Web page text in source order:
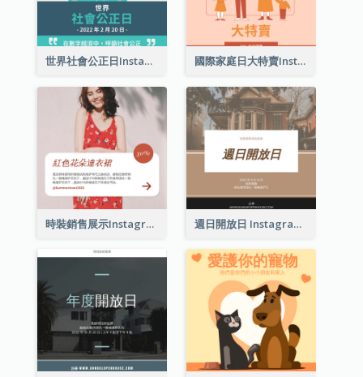
世界社會公正日Instagram帖子 國際家庭日大特賣Instagram帖子
時裝銷售展示Instagram帖子 週日開放日 Instagram 帖子